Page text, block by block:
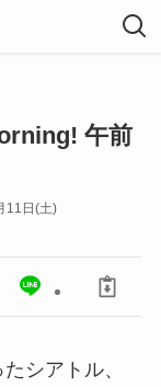
午前
11日(土)
シアトル、